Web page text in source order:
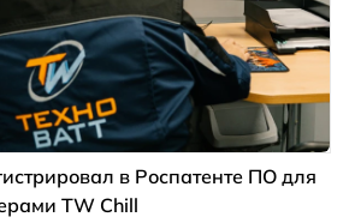
в Роспатенте ПО для
TW Chill